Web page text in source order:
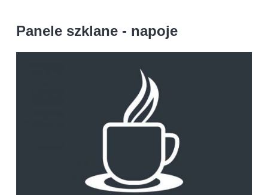
Panele szklane - napoje